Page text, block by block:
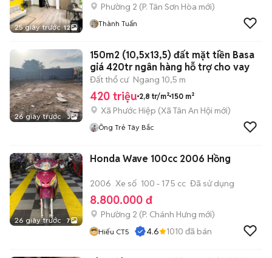
25 giây trước 12
Phường 2 (P. Tân Sơn Hòa mới)
Thành Tuấn
26 giây trước 3
150m2 (10,5x13,5) đất mặt tiền Basa
giá 420tr ngân hàng hỗ trợ cho vay
Đất thổ cư Ngang 10,5 m
420 triệu 2,8 tr/m² 150 m²
Xã Phước Hiệp (Xã Tân An Hội mới)
Ông Trẻ Tây Bắc
26 giây trước 7
Honda Wave 100cc 2006 Hồng
2006 Xe số 100 - 175 cc Đã sử dụng
8.800.000 đ
Phường 2 (P. Chánh Hưng mới)
Hiếu CT5 4.6 1010 đã bán